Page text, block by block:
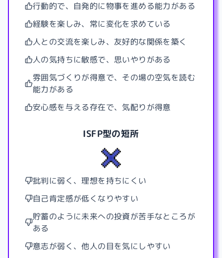
行動的で、自発的に物事を進める能力がある
経験を楽しみ、常に変化を求めている
人との交流を楽しみ、友好的な関係を築く
人の気持ちに敏感で、思いやりがある
雰囲気づくりが得意で、その場の空気を読む
能力がある
安心感を与える存在で、気配りが得意
ISFP型の短所
批判に弱く、理想を持ちにくい
自己肯定感が低くなりやすい
貯蓄のように未来への投資が苦手なところが
ある
意志が弱く、他人の目を気にしやすい